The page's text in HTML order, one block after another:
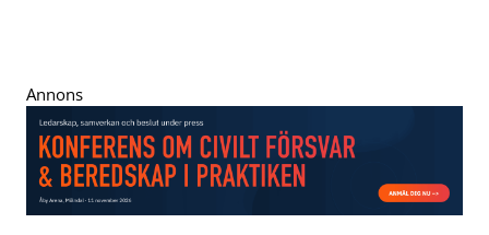
Annons